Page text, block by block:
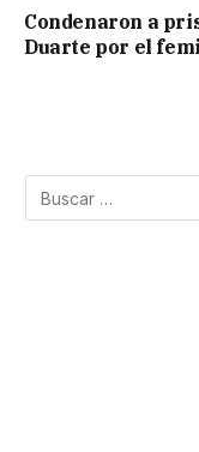
Condenaron a
Duarte por el